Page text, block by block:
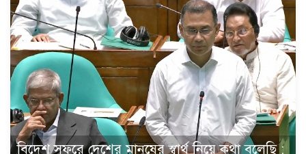
বিদেশ সফরে দেশের মানুষের স্বার্থ নিয়ে কথা বলেছি :